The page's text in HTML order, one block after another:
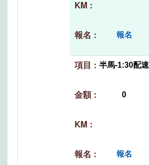
報名
半馬-1:30配速
0
報名